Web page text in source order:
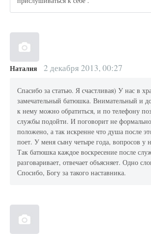
Наталия 2 декабря 2013, 00:27
Спасибо за статью. Я счастливая) У нас в
замечательный батюшка. Внимательный и
к нему можно обратиться, и по телефону
службы подойти. И поговорит не
положено, а так искренне что душа после
поет. У меня сыну четыре года, вопросов у
Так батюшка каждое воскресение после
разговаривает, отвечает объясняет. Одно
Спосибо, Богу за такого наставника.